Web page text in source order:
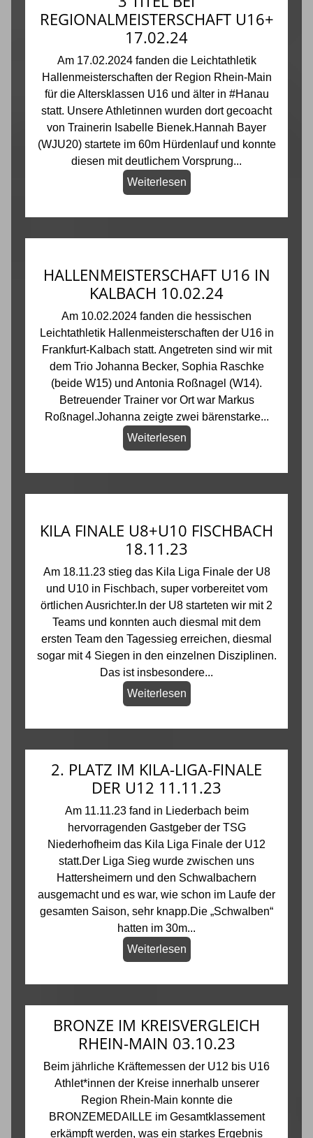
REGIONALMEISTERSCHAFT U16+
17.02.24
Am 17.02.2024 fanden die Leichtathletik
Hallenmeisterschaften der Region Rhein-Main
für die Altersklassen U16 und älter in #Hanau
statt. Unsere Athletinnen wurden dort gecoacht
von Trainerin Isabelle Bienek.Hannah Bayer
(WJU20) startete im 60m Hürdenlauf und konnte
diesen mit deutlichem Vorsprung...
Weiterlesen
HALLENMEISTERSCHAFT U16 IN
KALBACH 10.02.24
Am 10.02.2024 fanden die hessischen
Leichtathletik Hallenmeisterschaften der U16 in
Frankfurt-Kalbach statt. Angetreten sind wir mit
dem Trio Johanna Becker, Sophia Raschke
(beide W15) und Antonia Roßnagel (W14).
Betreuender Trainer vor Ort war Markus
Roßnagel.Johanna zeigte zwei bärenstarke...
Weiterlesen
KILA FINALE U8+U10 FISCHBACH
18.11.23
Am 18.11.23 stieg das Kila Liga Finale der U8
und U10 in Fischbach, super vorbereitet vom
örtlichen Ausrichter.In der U8 starteten wir mit 2
Teams und konnten auch diesmal mit dem
ersten Team den Tagessieg erreichen, diesmal
sogar mit 4 Siegen in den einzelnen Disziplinen.
Das ist insbesondere...
Weiterlesen
2. PLATZ IM KILA-LIGA-FINALE
DER U12 11.11.23
Am 11.11.23 fand in Liederbach beim
hervorragenden Gastgeber der TSG
Niederhofheim das Kila Liga Finale der U12
statt.Der Liga Sieg wurde zwischen uns
Hattersheimern und den Schwalbachern
ausgemacht und es war, wie schon im Laufe der
gesamten Saison, sehr knapp.Die „Schwalben“
hatten im 30m...
Weiterlesen
BRONZE IM KREISVERGLEICH
RHEIN-MAIN 03.10.23
Beim jährliche Kräftemessen der U12 bis U16
Athlet*innen der Kreise innerhalb unserer
Region Rhein-Main konnte die
BRONZEMEDAILLE im Gesamtklassement
erkämpft werden, was ein starkes Ergebnis